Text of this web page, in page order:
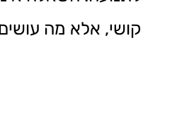
קושי, אלא מה